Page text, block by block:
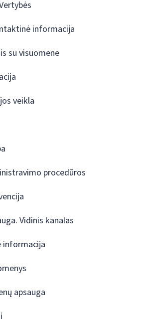
informacija
su visuomene
veikla
procedūros
Vidinis kanalas
informacija
apsauga